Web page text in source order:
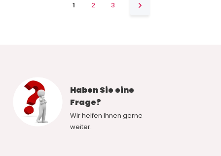
1 2 3
Haben Sie eine
Frage?
Wir helfen Ihnen gerne
weiter.